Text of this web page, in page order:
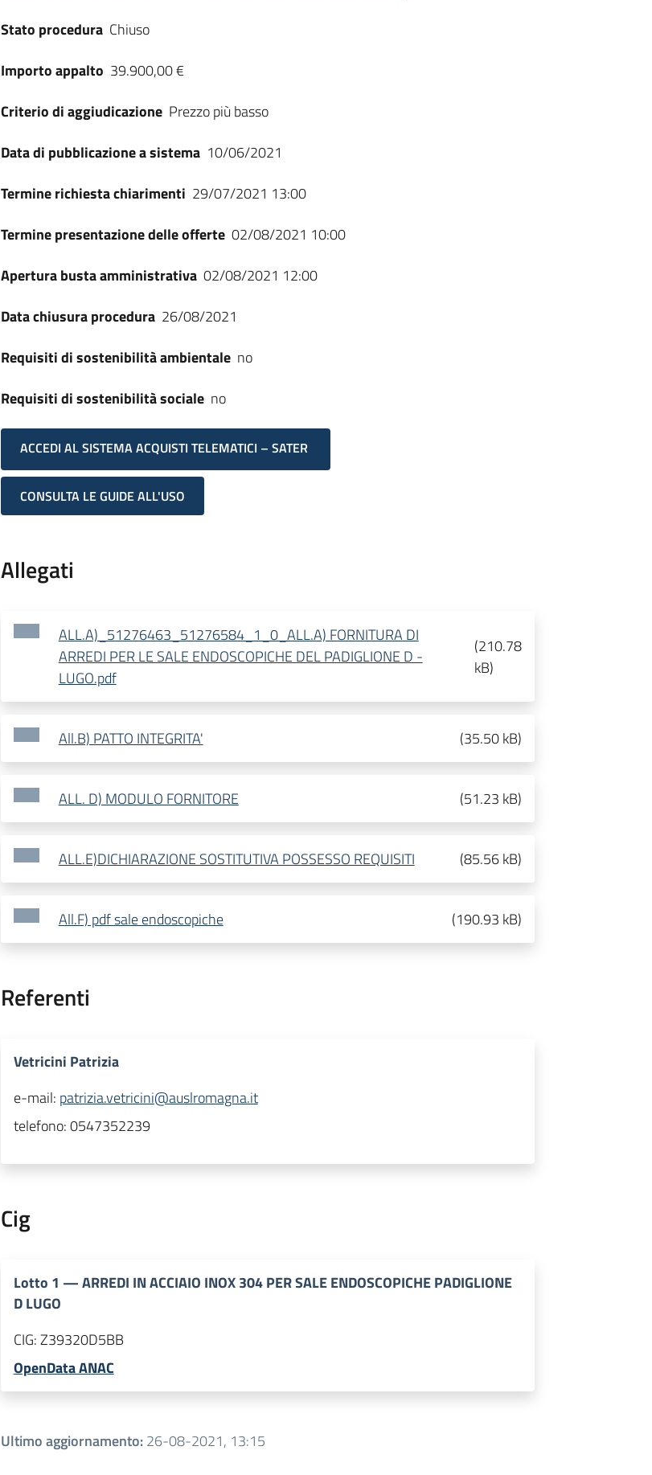
Stato procedura Chiuso
Importo appalto 39.900,00 €
Criterio di aggiudicazione Prezzo più basso
Data di pubblicazione a sistema 10/06/2021
Termine richiesta chiarimenti 29/07/2021 13:00
Termine presentazione delle offerte 02/08/2021 10:00
Apertura busta amministrativa 02/08/2021 12:00
Data chiusura procedura 26/08/2021
Requisiti di sostenibilità ambientale no
Requisiti di sostenibilità sociale no
ACCEDI AL SISTEMA ACQUISTI TELEMATICI – SATER
CONSULTA LE GUIDE ALL'USO
Allegati
ALL.A)_51276463_51276584_1_0_ALL.A) FORNITURA DI
ARREDI PER LE SALE ENDOSCOPICHE DEL PADIGLIONE D -
LUGO.pdf
(210.78
kB)
All.B) PATTO INTEGRITA' (35.50 kB)
ALL. D) MODULO FORNITORE (51.23 kB)
ALL.E)DICHIARAZIONE SOSTITUTIVA POSSESSO REQUISITI (85.56 kB)
All.F) pdf sale endoscopiche (190.93 kB)
Referenti
Vetricini Patrizia
e-mail: patrizia.vetricini@auslromagna.it
telefono:0547352239
Cig
Lotto 1 —ARREDI IN ACCIAIO INOX 304 PER SALE ENDOSCOPICHE PADIGLIONE
D LUGO
CIG:Z39320D5BB
OpenData ANAC
Ultimo aggiornamento:26-08-2021, 13:15